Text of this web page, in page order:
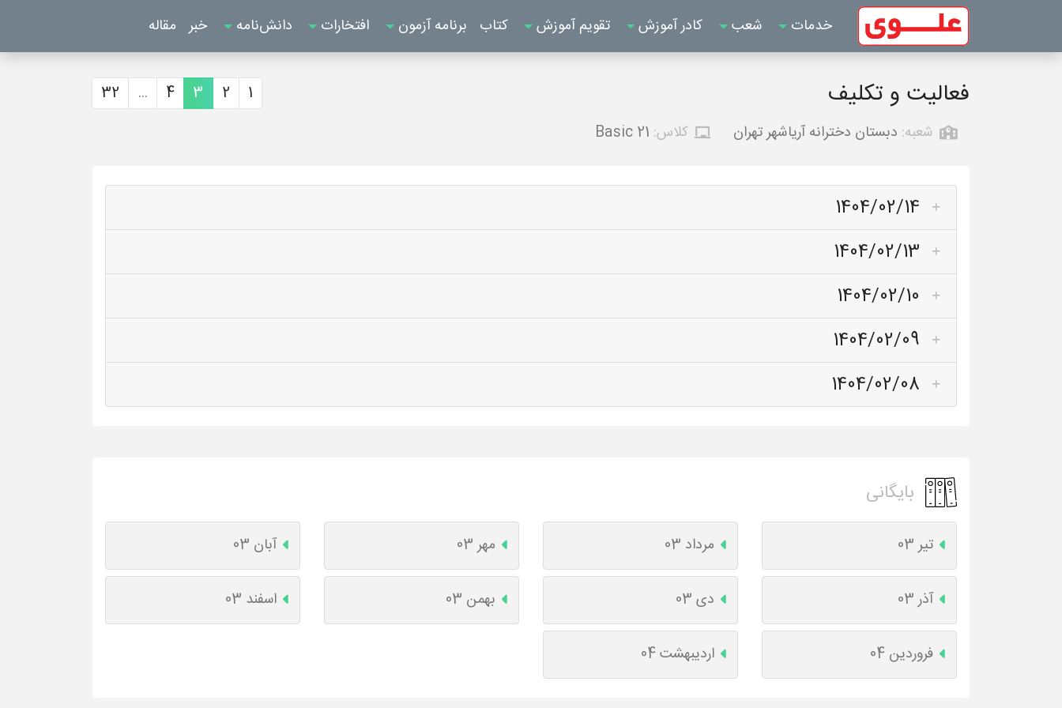
خدمات شعب کادر آموزش تقویم آموزش کتاب برنامه آزمون افتخارات دانش‌نامه خبر مقاله
فعالیت و تکلیف 1
2
3
4
...
32
شعبه: دبستان دخترانه آریاشهر تهران کلاس: Basic 21
1404/02/14
1404/02/13
1404/02/10
1404/02/09
1404/02/08
بایگانی
تیر 03 مرداد 03 مهر 03 آبان 03
آذر 03 دی 03 بهمن 03 اسفند 03
فروردین 04 اردیبهشت 04